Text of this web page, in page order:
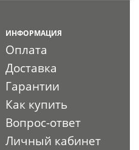
ИНФОРМАЦИЯ
Оплата
Доставка
Гарантии
Как купить
Вопрос-ответ
Личный кабинет